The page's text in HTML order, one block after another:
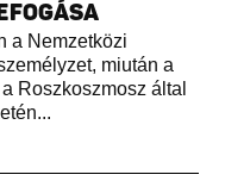
a Nemzetközi
miután a
Roszkoszmosz által